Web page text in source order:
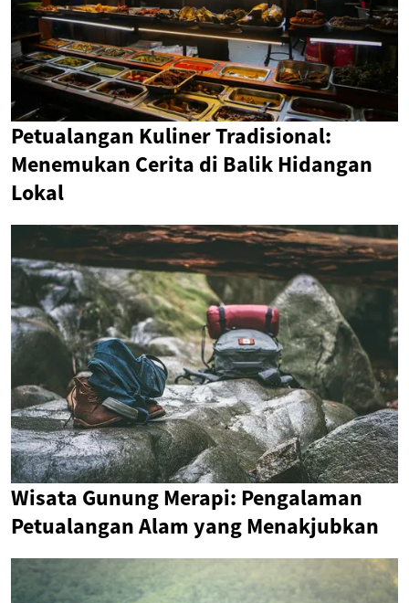
Petualangan Kuliner Tradisional:
Menemukan Cerita di Balik Hidangan
Lokal
Wisata Gunung Merapi: Pengalaman
Petualangan Alam yang Menakjubkan